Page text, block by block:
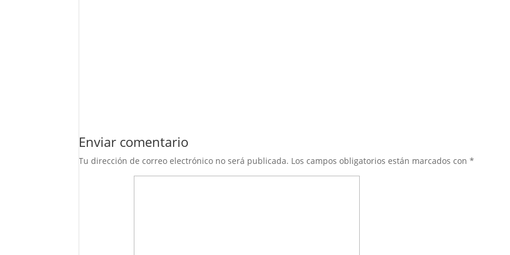
Enviar comentario
Tu dirección de correo electrónico no será publicada. Los campos obligatorios están marcados con*